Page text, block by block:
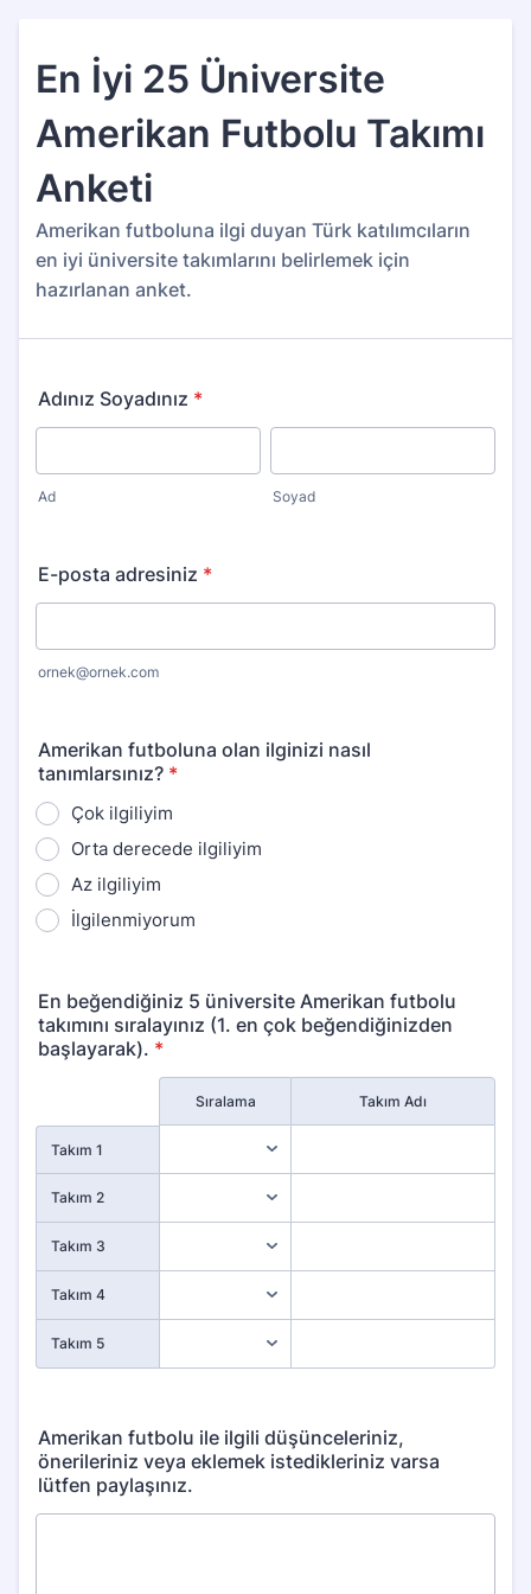
En İyi 25 Üniversite
Amerikan Futbolu Takımı
Anketi
Amerikan futboluna ilgi duyan Türk katılımcıların
en iyi üniversite takımlarını belirlemek için
hazırlanan anket.
Adınız Soyadınız *
Ad Soyad
E-posta adresiniz *
ornek@ornek.com
Amerikan futboluna olan ilginizi nasıl
tanımlarsınız? *
Çok ilgiliyim
Orta derecede ilgiliyim
Az ilgiliyim
İlgilenmiyorum
En beğendiğiniz 5 üniversite Amerikan futbolu
takımını sıralayınız (1. en çok beğendiğinizden
başlayarak). *
Sıralama Takım Adı
Takım 1
Takım 2
Takım 3
Takım 4
Takım 5
Amerikan futbolu ile ilgili düşünceleriniz,
önerileriniz veya eklemek istedikleriniz varsa
lütfen paylaşınız.